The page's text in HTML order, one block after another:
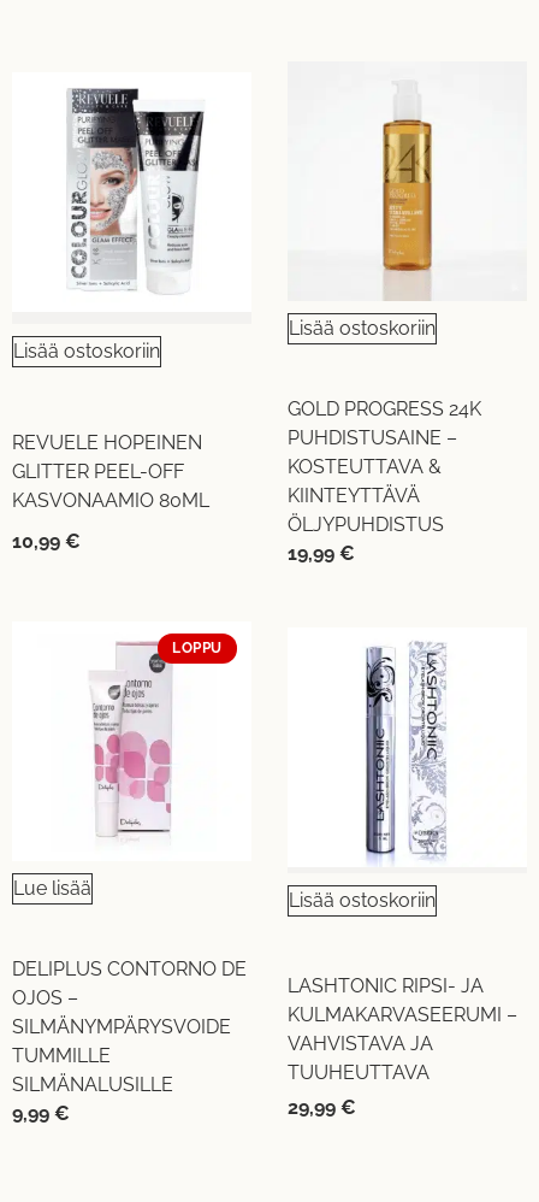
Lisää ostoskoriin
REVUELE HOPEINEN
GLITTER PEEL-OFF
KASVONAAMIO 80ML
10,99 €
Lisää ostoskoriin
GOLD PROGRESS 24K
PUHDISTUSAINE –
KOSTEUTTAVA &
KIINTEYTTÄVÄ
ÖLJYPUHDISTUS
19,99 €
LOPPU
Lue lisää
DELIPLUS CONTORNO DE
OJOS –
SILMÄNYMPÄRYSVOIDE
TUMMILLE
SILMÄNALUSILLE
9,99 €
Lisää ostoskoriin
LASHTONIC RIPSI- JA
KULMAKARVASEERUMI –
VAHVISTAVA JA
TUUHEUTTAVA
29,99 €